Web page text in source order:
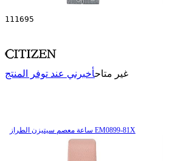
111695
غير متاحأخبرني عند توفر المنتج
ساعة معصم سیتیزن الطراز EM0899-81X